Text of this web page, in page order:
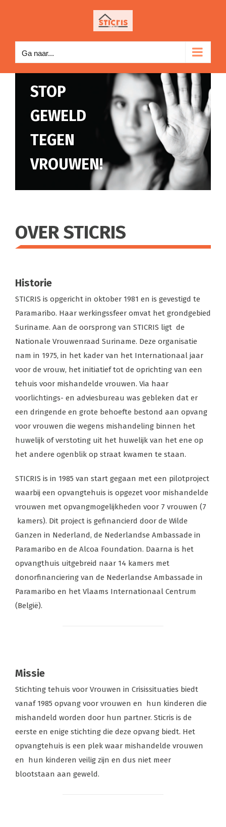
Ga naar...
STOP
GEWELD
TEGEN
VROUWEN!
OVER STICRIS
Historie
STICRIS is opgericht in oktober 1981 en is gevestigd te
Paramaribo. Haar werkingssfeer omvat het grondgebied
Suriname. Aan de oorsprong van STICRIS ligt de
Nationale Vrouwenraad Suriname. Deze organisatie
nam in 1975, in het kader van het Internationaal jaar
voor de vrouw, het initiatief tot de oprichting van een
tehuis voor mishandelde vrouwen. Via haar
voorlichtings- en adviesbureau was gebleken dat er
een dringende en grote behoefte bestond aan opvang
voor vrouwen die wegens mishandeling binnen het
huwelijk of verstoting uit het huwelijk van het ene op
het andere ogenblik op straat kwamen te staan.
STICRIS is in 1985 van start gegaan met een pilotproject
waarbij een opvangtehuis is opgezet voor mishandelde
vrouwen met opvangmogelijkheden voor 7 vrouwen (7
kamers). Dit project is gefinancierd door de Wilde
Ganzen in Nederland, de Nederlandse Ambassade in
Paramaribo en de Alcoa Foundation. Daarna is het
opvangthuis uitgebreid naar 14 kamers met
donorfinanciering van de Nederlandse Ambassade in
Paramaribo en het Vlaams Internationaal Centrum
(België).
Missie
Stichting tehuis voor Vrouwen in Crisissituaties biedt
vanaf 1985 opvang voor vrouwen en hun kinderen die
mishandeld worden door hun partner. Sticris is de
eerste en enige stichting die deze opvang biedt. Het
opvangtehuis is een plek waar mishandelde vrouwen
en hun kinderen veilig zijn en dus niet meer
blootstaan aan geweld.